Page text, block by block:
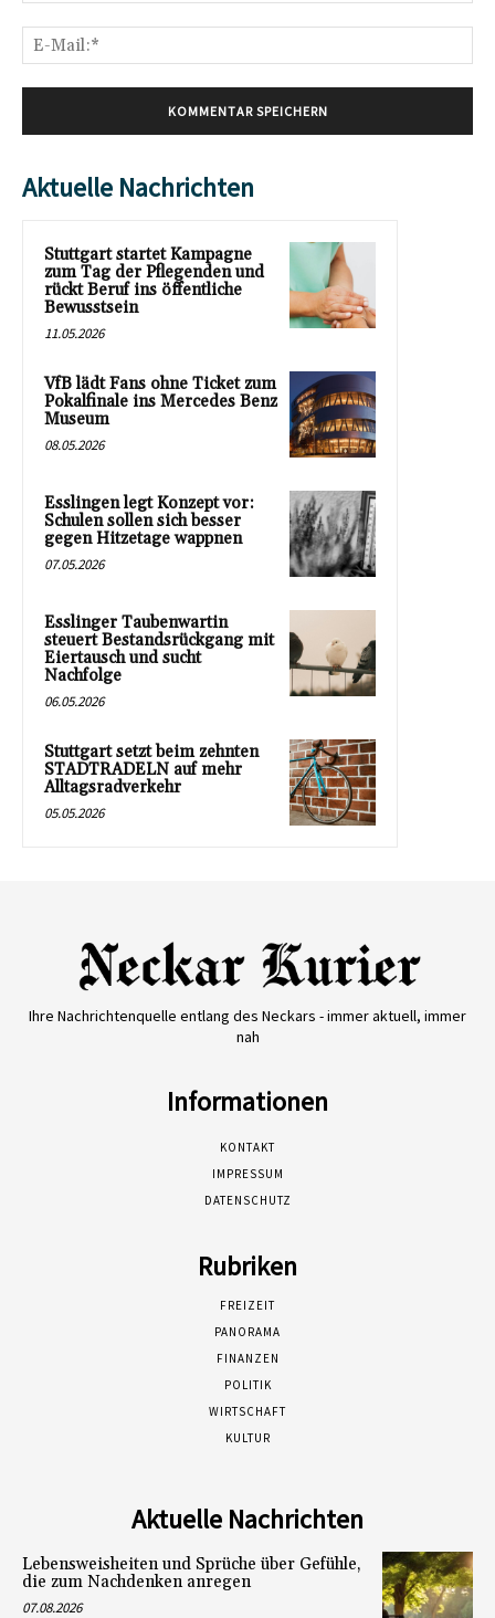
Aktuelle Nachrichten
Stuttgart startet Kampagne
zum Tag der Pflegenden und
rückt Beruf ins öffentliche
Bewusstsein
11.05.2026
VfB lädt Fans ohne Ticket zum
Pokalfinale ins Mercedes Benz
Museum
08.05.2026
Esslingen legt Konzept vor:
Schulen sollen sich besser
gegen Hitzetage wappnen
07.05.2026
Esslinger Taubenwartin
steuert Bestandsrückgang mit
Eiertausch und sucht
Nachfolge
06.05.2026
Stuttgart setzt beim zehnten
STADTRADELN auf mehr
Alltagsradverkehr
05.05.2026
Ihre Nachrichtenquelle entlang des Neckars - immer aktuell, immer
nah
Informationen
KONTAKT
IMPRESSUM
DATENSCHUTZ
Rubriken
FREIZEIT
PANORAMA
FINANZEN
POLITIK
WIRTSCHAFT
KULTUR
Aktuelle Nachrichten
Lebensweisheiten und Sprüche über Gefühle,
die zum Nachdenken anregen
07.08.2026